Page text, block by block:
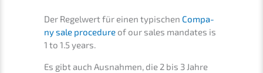
Der Regel­wert für einen typischen Compa­
ny sale proce­du­re of our sales manda­tes is
1 to 1.5 years.
Es gibt auch Ausnah­men, die 2 bis 3 Jahre